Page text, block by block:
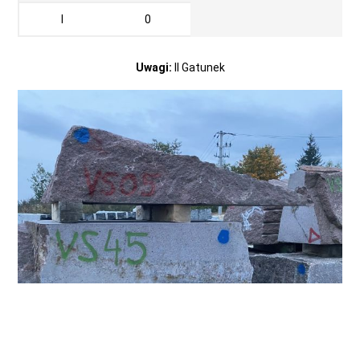
0
Uwagi: II Gatunek